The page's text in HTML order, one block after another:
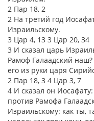
2 Пар 18, 2
2 На третий год
Израильскому.
3 Цар 4, 13 3 Цар 20, 34
3 И сказал царь
Рамоф Галаадский
его из руки царя
2 Пар 18, 3 4 Цар 3, 7
4 И сказал он
против Рамофа
Израильскому: как ты,